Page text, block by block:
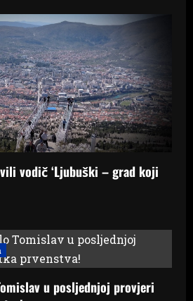
vodič ‘Ljubuški – grad koji
u posljednjoj provjeri